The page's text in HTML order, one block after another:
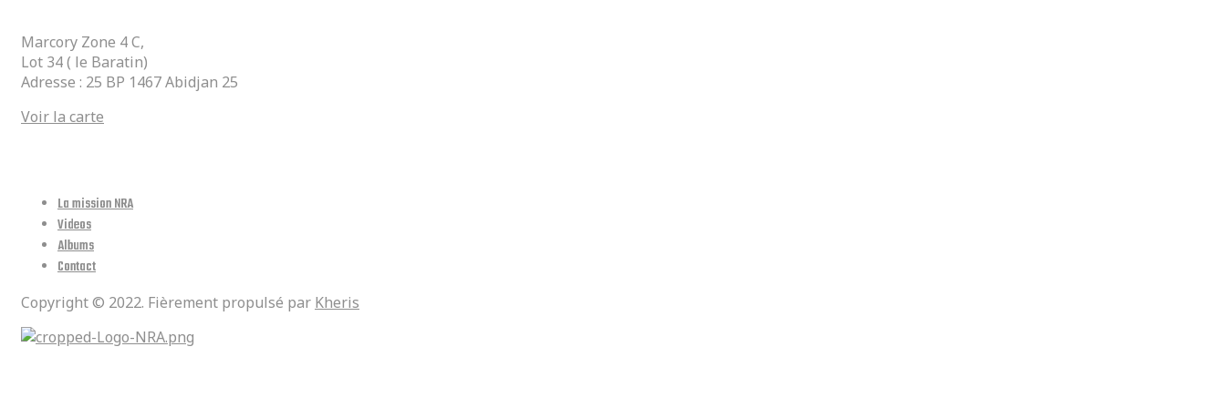
Marcory Zone 4 C,
Lot 34 ( le Baratin)
Adresse : 25 BP 1467 Abidjan 25
Voir la carte
La mission NRA
Videos
Albums
Contact
Copyright © 2022. Fièrement propulsé par Kheris